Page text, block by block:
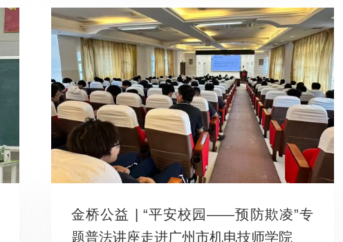
金桥公益 | “平安校园——预防欺凌”专
题普法讲座走进广州市机电技师学院